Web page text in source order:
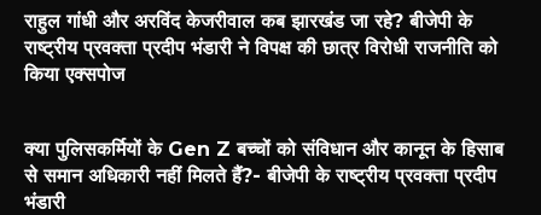
राहुल गांधी और अरविंद केजरीवाल कब झारखंड जा रहे? बीजेपी के
राष्ट्रीय प्रवक्ता प्रदीप भंडारी ने विपक्ष की छात्र विरोधी राजनीति को
किया एक्सपोज
क्या पुलिसकर्मियों के Gen Z बच्चों को संविधान और कानून के हिसाब
से समान अधिकारी नहीं मिलते हैं?- बीजेपी के राष्ट्रीय प्रवक्ता प्रदीप
भंडारी